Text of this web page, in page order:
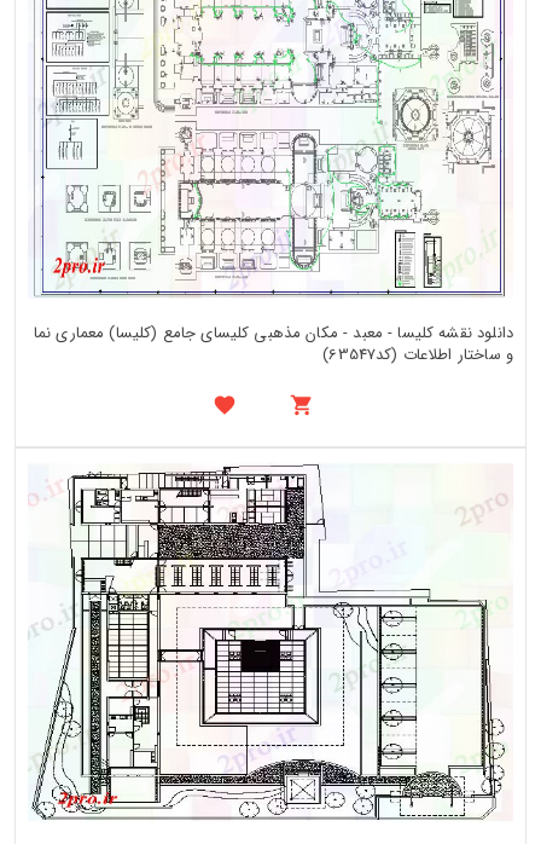
دانلود نقشه کلیسا - معبد - مکان مذهبی کلیسای جامع (کلیسا) معماری نما
و ساختار اطلاعات (کد63547)